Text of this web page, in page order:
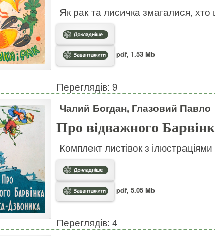
Як рак та лисичка змагалися,
pdf, 1.53 Mb
Переглядів: 9
Чалий Богдан, Глазовий Павло
Про відважного
Комплект листівок з
pdf, 5.05 Mb
Переглядів: 4